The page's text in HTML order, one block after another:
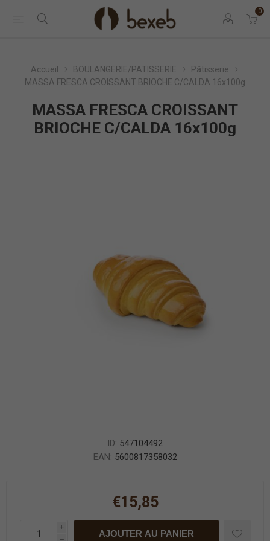
0
Accueil BOULANGERIE/PATISSERIE
Pâtisserie
MASSA FRESCA CROISSANT BRIOCHE C/CALDA 16x100g
MASSA FRESCA CROISSANT
BRIOCHE C/CALDA 16x100g
ID: 547104492
EAN: 5600817358032
€15,85
i
h
AJOUTER AU PANIER